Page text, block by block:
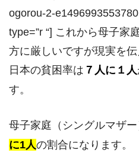
ogorou-2-
type=”r “] これから母子家
方に厳しいですが現実を
日本の貧困率は ７人に１人
す。
母子家庭（シングルマザ
に1人の割合になります。